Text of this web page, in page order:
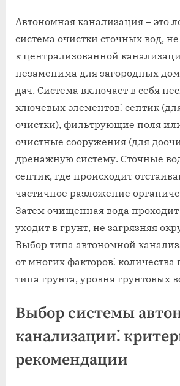
Автономная канализация – это
система очистки сточных вод‚
к централизованной
незаменима для загородных
дач. Система включает в себя
ключевых элементов⁚ септик
очистки)‚ фильтрующие поля
очистные сооружения (для
дренажную систему. Сточные
септик‚ где происходит
частичное разложение
Затем очищенная вода проходит
уходит в грунт‚ не загрязняя
Выбор типа автономной
от многих факторов⁚
типа грунта‚ уровня грунтовых
Выбор системы
канализации⁚
рекомендации